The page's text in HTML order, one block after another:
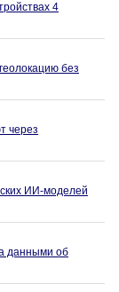
4
без
через
ИИ-моделей
данными об